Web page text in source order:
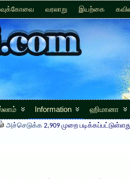
வரலாறு இயற்கை
Information ஹிமானா
அச்செடுக்க 2,909 முறை